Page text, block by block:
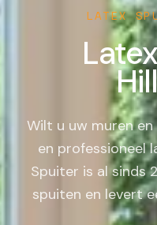
LATEX
Wilt u uw muren
en professioneel
Spuiter is al sinds
spuiten en levert